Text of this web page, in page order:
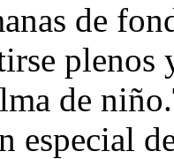
de
de
especial